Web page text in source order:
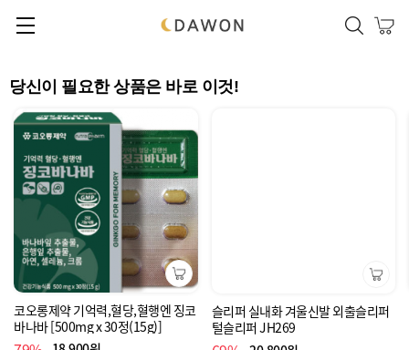
당신이 필요한 상품은 바로 이것!
코오롱제약 기억력,혈당,혈행엔 징코
바나바 [500mg x 30정(15g)]
슬리퍼 실내화 겨울신발 외출슬리퍼
털슬리퍼 JH269
장바구니